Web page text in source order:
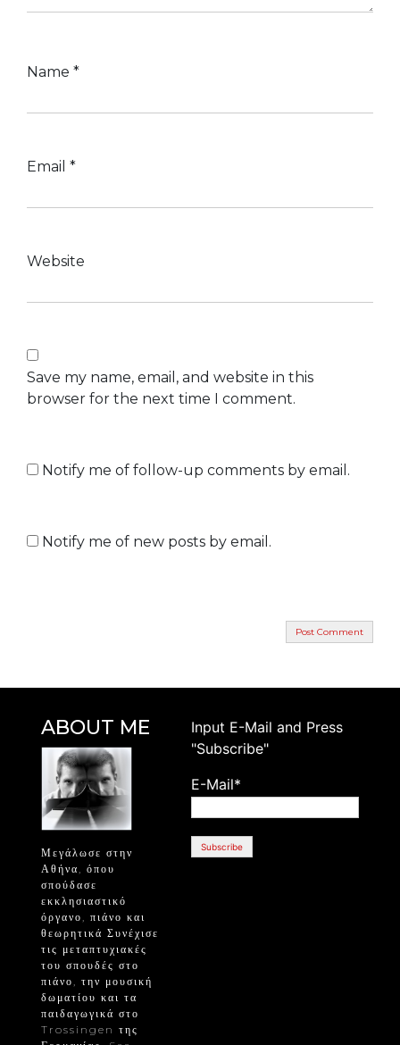
Name *
Email *
Website
Save my name, email, and website in this
browser for the next time I comment.
Notify me of follow-up comments by email.
Notify me of new posts by email.
ABOUT ME
Μεγάλωσε στην
Αθήνα, όπου
σπούδασε
εκκλησιαστικό
όργανο, πιάνο και
θεωρητικά Συνέχισε
τις μεταπτυχιακές
του σπουδές στο
πιάνο, την μουσική
δωματίου και τα
παιδαγωγικά στο
Trossingen της
Ιnput E-Mail and Press
"Subscribe"
E-Mail*